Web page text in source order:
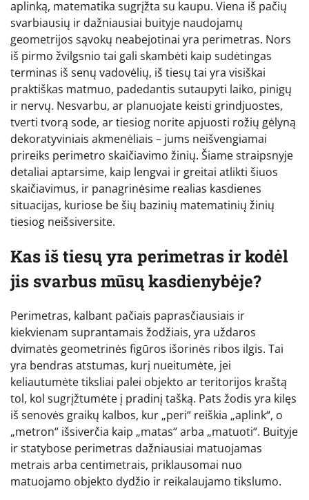
aplinką, matematika sugrįžta su kaupu. Viena iš pačių
svarbiausių ir dažniausiai buityje naudojamų
geometrijos sąvokų neabejotinai yra perimetras. Nors
iš pirmo žvilgsnio tai gali skambėti kaip sudėtingas
terminas iš senų vadovėlių, iš tiesų tai yra visiškai
praktiškas matmuo, padedantis sutaupyti laiko, pinigų
ir nervų. Nesvarbu, ar planuojate keisti grindjuostes,
tverti tvorą sode, ar tiesiog norite apjuosti rožių gėlyną
dekoratyviniais akmenėliais – jums neišvengiamai
prireiks perimetro skaičiavimo žinių. Šiame straipsnyje
detaliai aptarsime, kaip lengvai ir greitai atlikti šiuos
skaičiavimus, ir panagrinėsime realias kasdienes
situacijas, kuriose be šių bazinių matematinių žinių
tiesiog neišsiversite.
Kas iš tiesų yra perimetras ir kodėl
jis svarbus mūsų kasdienybėje?
Perimetras, kalbant pačiais paprasčiausiais ir
kiekvienam suprantamais žodžiais, yra uždaros
dvimatės geometrinės figūros išorinės ribos ilgis. Tai
yra bendras atstumas, kurį nueitumėte, jei
keliautumėte tiksliai palei objekto ar teritorijos kraštą
tol, kol sugrįžtumėte į pradinį tašką. Pats žodis yra kilęs
iš senovės graikų kalbos, kur „peri“ reiškia „aplink“, o
„metron“ išsiverčia kaip „matas“ arba „matuoti“. Buityje
ir statybose perimetras dažniausiai matuojamas
metrais arba centimetrais, priklausomai nuo
matuojamo objekto dydžio ir reikalaujamo tikslumo.